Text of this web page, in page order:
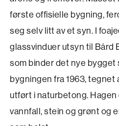
første offisielle bygning,
seg selv litt av et syn. I
glassvinduer utsyn til Bård
som binder det nye bygget
bygningen fra 1963, tegnet
utført i naturbetong. Hagen
vannfall, stein og grønt og